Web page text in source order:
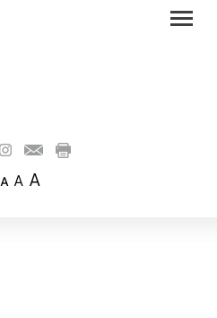
A A A